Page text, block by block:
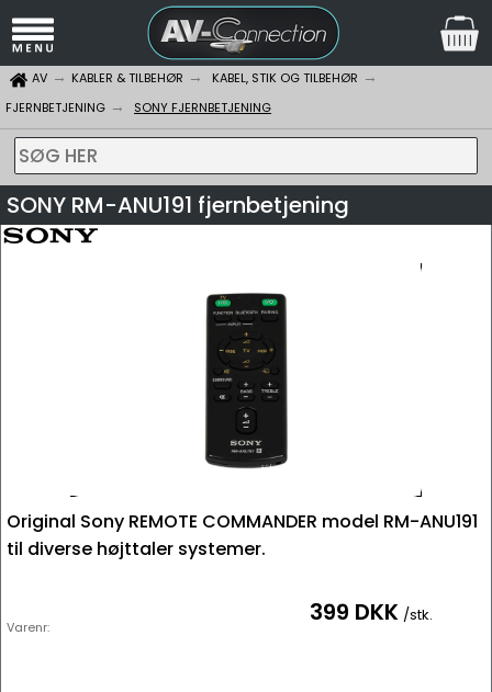
AV KABLER & TILBEHØR
KABEL, STIK OG TILBEHØR
FJERNBETJENING
SONY FJERNBETJENING
SØG HER
SONY RM-ANU191 fjernbetjening
Original Sony REMOTE COMMANDER model RM-ANU191
til diverse højttaler systemer.
Varenr: 399 DKK /stk.